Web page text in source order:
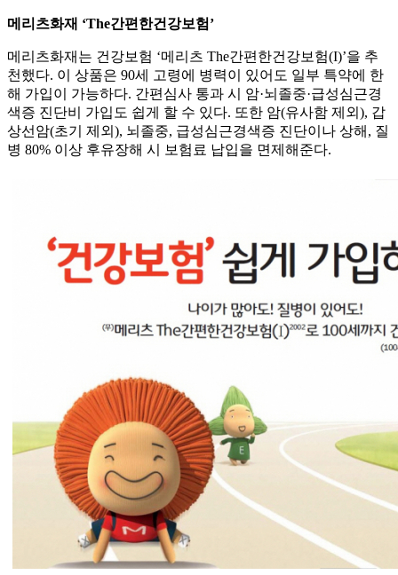
메리츠화재 ‘The간편한건강보험’
메리츠화재는 건강보험 ‘메리츠 The간편한건강보험(I)’을 추
천했다. 이 상품은 90세 고령에 병력이 있어도 일부 특약에 한
해 가입이 가능하다. 간편심사 통과 시 암·뇌졸중·급성심근경
색증 진단비 가입도 쉽게 할 수 있다. 또한 암(유사함 제외), 갑
상선암(초기 제외), 뇌졸중, 급성심근경색증 진단이나 상해, 질
병 80% 이상 후유장해 시 보험료 납입을 면제해준다.